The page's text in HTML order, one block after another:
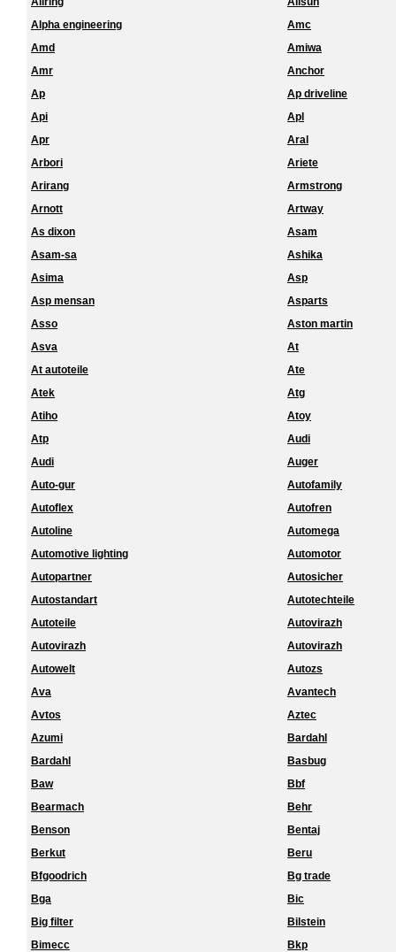
Alpha engineering
Amc
Amd
Amiwa
Amr
Anchor
Ap
Ap driveline
Api
Apl
Apr
Aral
Arbori
Ariete
Arirang
Armstrong
Arnott
Artway
As dixon
Asam
Asam-sa
Ashika
Asima
Asp
Asp mensan
Asparts
Asso
Aston martin
Asva
At
At autoteile
Ate
Atek
Atg
Atiho
Atoy
Atp
Audi
Audi
Auger
Auto-gur
Autofamily
Autoflex
Autofren
Autoline
Automega
Automotive lighting
Automotor
Autopartner
Autosicher
Autostandart
Autotechteile
Autoteile
Autovirazh
Autovirazh
Autovirazh
Autowelt
Autozs
Ava
Avantech
Avtos
Aztec
Azumi
Bardahl
Bardahl
Basbug
Baw
Bbf
Bearmach
Behr
Benson
Bentaj
Berkut
Beru
Bfgoodrich
Bg trade
Bga
Bic
Big filter
Bilstein
Bimecc
Bkp